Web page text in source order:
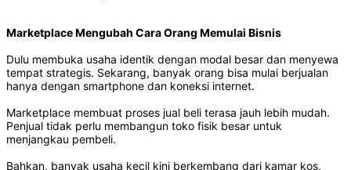
Marketplace Mengubah Cara Orang Memulai Bisnis
Dulu membuka usaha identik dengan modal besar dan menyewa
tempat strategis. Sekarang, banyak orang bisa mulai berjualan
hanya dengan smartphone dan koneksi internet.
Marketplace membuat proses jual beli terasa jauh lebih mudah.
Penjual tidak perlu membangun toko fisik besar untuk
menjangkau pembeli.
Bahkan, banyak usaha kecil kini berkembang dari kamar kos,